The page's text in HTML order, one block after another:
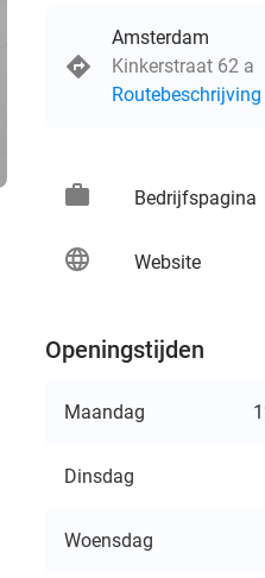
Amsterdam
Kinkerstraat 62 a
Routebeschrijving
work Bedrijfspagina
language Website
Openingstijden
Maandag
Dinsdag
Woensdag